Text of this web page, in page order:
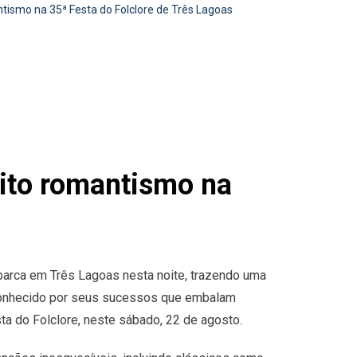
na 35ª Festa do Folclore de Três Lagoas
romantismo na
em Três Lagoas nesta noite, trazendo uma
por seus sucessos que embalam
do Folclore, neste sábado, 22 de agosto.